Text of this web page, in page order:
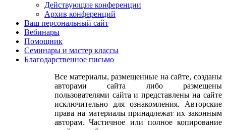
Действующие конференции
Архив конференций
Ваш персональный сайт
Вебинары
Помощник
Семинары и мастер классы
Благодарственное письмо
Все материалы, размещенные на сайте, созданы
авторами сайта либо размещены
пользователями сайта и представлены на сайте
исключительно для ознакомления. Авторские
права на материалы принадлежат их законным
авторам. Частичное или полное копирование